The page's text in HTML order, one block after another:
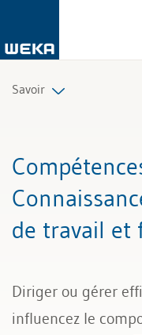
Savoir
Gestion et
Compétences
Droit
de travail et
Diriger ou gérer
influencez le